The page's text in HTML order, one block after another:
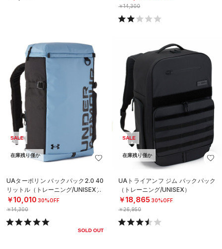
￥14,300
SALE
在庫残り僅か
UAターポリン バックパック2.0 40
リットル（トレーニング/UNISEX）
￥10,010 30%OFF
￥14,300
SOLD OUT
SALE
在庫残り僅か
UAトライアンフ ジム バックパック
（トレーニング/UNISEX）
￥18,865 30%OFF
￥26,950